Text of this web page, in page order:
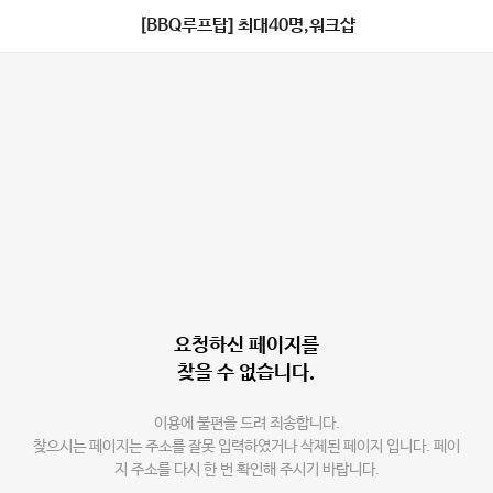
[BBQ루프탑] 최대40명,워크샵
요청하신 페이지를
찾을 수 없습니다.
이용에 불편을 드려 죄송합니다.
찾으시는 페이지는 주소를 잘못 입력하였거나 삭제된 페이지 입니다. 페이
지 주소를 다시 한 번 확인해 주시기 바랍니다.